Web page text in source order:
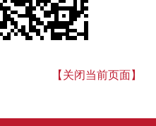
【关闭当前页面】